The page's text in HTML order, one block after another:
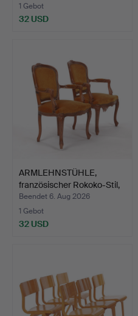
1 Gebot
32 USD
ARMLEHNSTÜHLE,
französischer Rokoko-Stil,
…
Beendet 6. Aug 2026
1 Gebot
32 USD